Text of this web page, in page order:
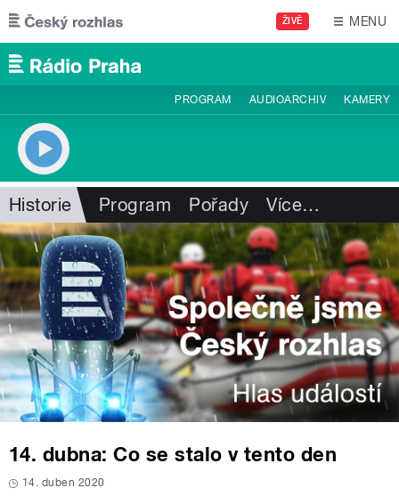
Přejít k hlavnímu obsahu
ŽIVĚ MENU
PROGRAM AUDIOARCHIV KAMERY
Historie Program Pořady Více…
14. dubna: Co se stalo v tento den
14. duben 2020